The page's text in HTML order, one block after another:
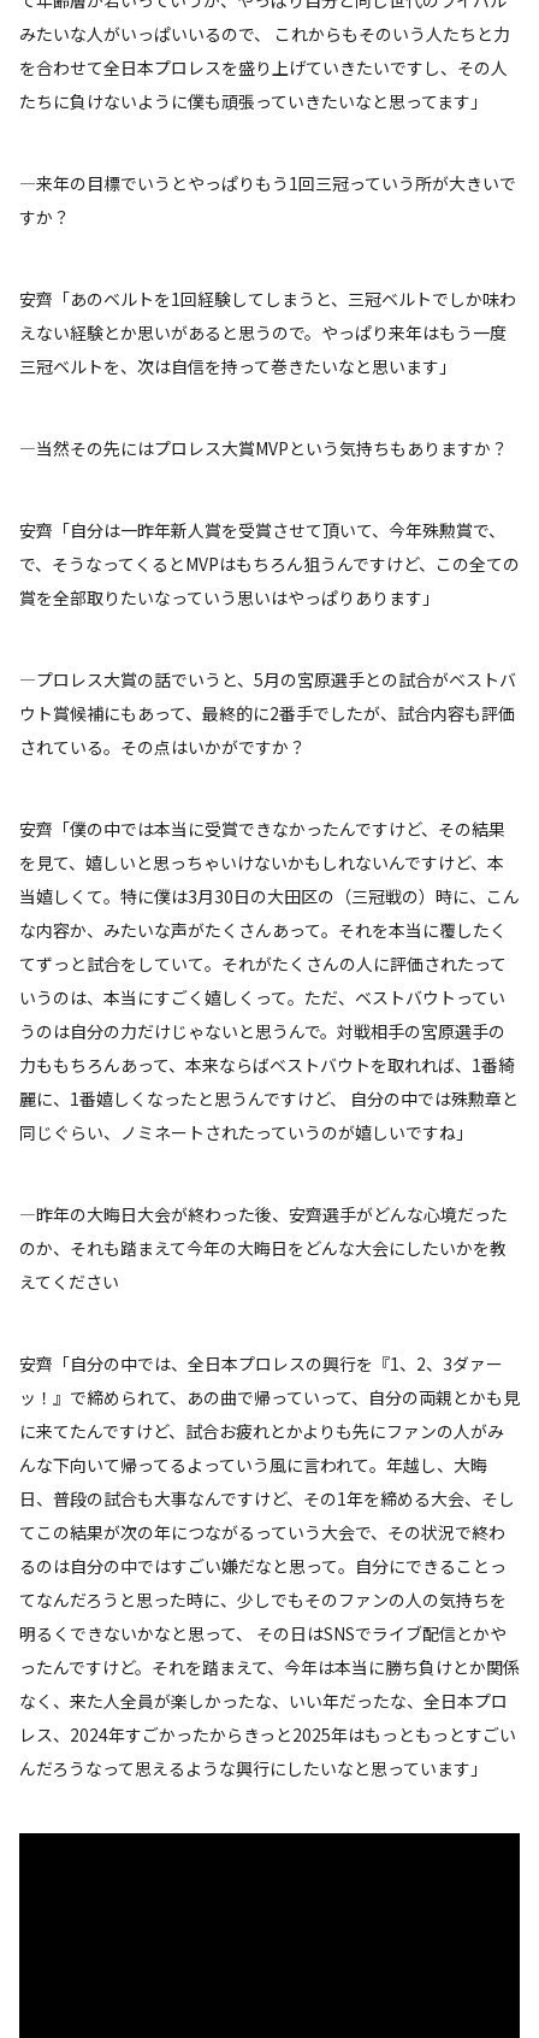
みたいな人がいっぱいいるので、 これからもそのいう人たちと力
を合わせて全日本プロレスを盛り上げていきたいですし、その人
たちに負けないように僕も頑張っていきたいなと思ってます」
―来年の目標でいうとやっぱりもう1回三冠っていう所が大きいで
すか？
安齊「あのベルトを1回経験してしまうと、三冠ベルトでしか味わ
えない経験とか思いがあると思うので。やっぱり来年はもう一度
三冠ベルトを、次は自信を持って巻きたいなと思います」
―当然その先にはプロレス大賞MVPという気持ちもありますか？
安齊「自分は一昨年新人賞を受賞させて頂いて、今年殊勲賞で、
で、そうなってくるとMVPはもちろん狙うんですけど、この全ての
賞を全部取りたいなっていう思いはやっぱりあります」
―プロレス大賞の話でいうと、5月の宮原選手との試合がベストバ
ウト賞候補にもあって、最終的に2番手でしたが、試合内容も評価
されている。その点はいかがですか？
安齊「僕の中では本当に受賞できなかったんですけど、その結果
を見て、嬉しいと思っちゃいけないかもしれないんですけど、本
当嬉しくて。特に僕は3月30日の大田区の（三冠戦の）時に、こん
な内容か、みたいな声がたくさんあって。それを本当に覆したく
てずっと試合をしていて。それがたくさんの人に評価されたって
いうのは、本当にすごく嬉しくって。ただ、ベストバウトってい
うのは自分の力だけじゃないと思うんで。対戦相手の宮原選手の
力ももちろんあって、本来ならばベストバウトを取れれば、1番綺
麗に、1番嬉しくなったと思うんですけど、 自分の中では殊勲章と
同じぐらい、ノミネートされたっていうのが嬉しいですね」
―昨年の大晦日大会が終わった後、安齊選手がどんな心境だった
のか、それも踏まえて今年の大晦日をどんな大会にしたいかを教
えてください
安齊「自分の中では、全日本プロレスの興行を『1、2、3ダァー
ッ！』で締められて、あの曲で帰っていって、自分の両親とかも見
に来てたんですけど、試合お疲れとかよりも先にファンの人がみ
んな下向いて帰ってるよっていう風に言われて。年越し、大晦
日、普段の試合も大事なんですけど、その1年を締める大会、そし
てこの結果が次の年につながるっていう大会で、その状況で終わ
るのは自分の中ではすごい嫌だなと思って。自分にできることっ
てなんだろうと思った時に、少しでもそのファンの人の気持ちを
明るくできないかなと思って、 その日はSNSでライブ配信とかや
ったんですけど。それを踏まえて、今年は本当に勝ち負けとか関係
なく、来た人全員が楽しかったな、いい年だったな、全日本プロ
レス、2024年すごかったからきっと2025年はもっともっとすごい
んだろうなって思えるような興行にしたいなと思っています」